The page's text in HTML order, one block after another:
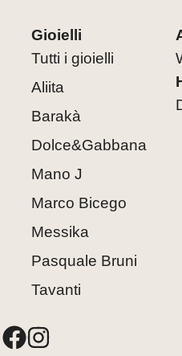
Gioielli
Tutti i gioielli
Aliita
Barakà
Dolce&Gabbana
Mano J
Marco Bicego
Messika
Pasquale Bruni
Tavanti